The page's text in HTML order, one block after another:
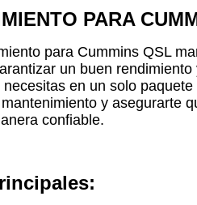
PARA
para Cummins QSL
un buen rendimiento
en un solo paquete
y asegurarte
confiable.